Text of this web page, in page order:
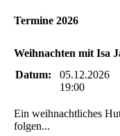
Termine 2026
Weihnachten mit Isa
Datum:
05.12.2026
19:00
Ein weihnachtliches
folgen...